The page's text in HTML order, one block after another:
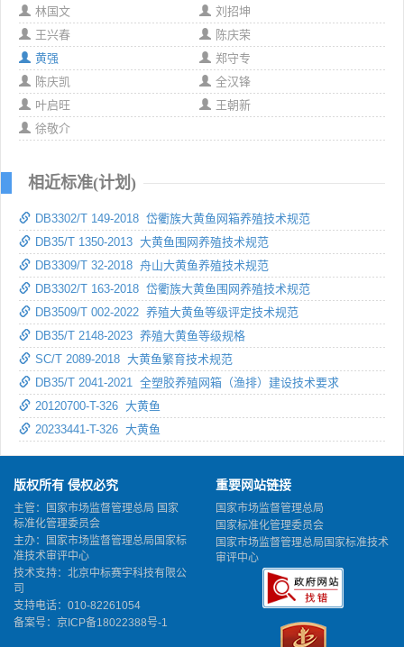
林国文
刘招坤
王兴春
陈庆荣
黄强
郑守专
陈庆凯
全汉锋
叶启旺
王朝新
徐敬介
相近标准(计划)
DB3302/T 149-2018 岱衢族大黄鱼网箱养殖技术规范
DB35/T 1350-2013 大黄鱼围网养殖技术规范
DB3309/T 32-2018 舟山大黄鱼养殖技术规范
DB3302/T 163-2018 岱衢族大黄鱼围网养殖技术规范
DB3509/T 002-2022 养殖大黄鱼等级评定技术规范
DB35/T 2148-2023 养殖大黄鱼等级规格
SC/T 2089-2018 大黄鱼繁育技术规范
DB35/T 2041-2021 全塑胶养殖网箱（渔排）建设技术要求
20120700-T-326 大黄鱼
20233441-T-326 大黄鱼
版权所有 侵权必究
主管：国家市场监督管理总局 国家
标准化管理委员会
主办：国家市场监督管理总局国家标
准技术审评中心
技术支持：北京中标赛宇科技有限公
司
支持电话：010-82261054
备案号： 京ICP备18022388号-1
重要网站链接
国家市场监督管理总局
国家标准化管理委员会
国家市场监督管理总局国家标准技术
审评中心